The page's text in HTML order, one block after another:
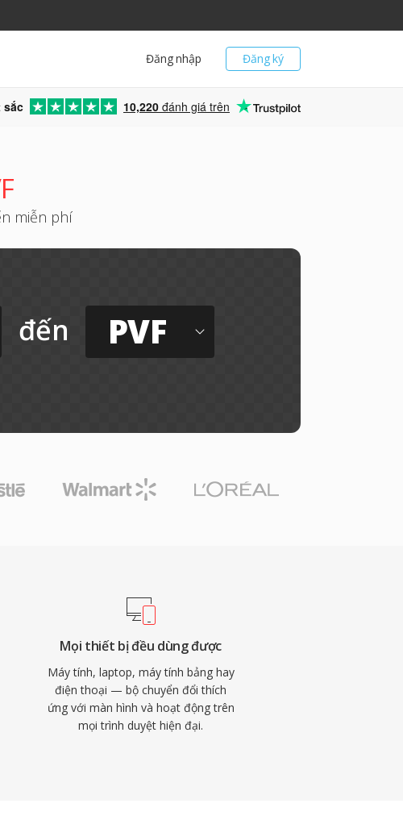
Đăng ký
Đăng nhập
sắc 10,220 đánh giá trên
miễn phí
đến PVF
Mọi thiết bị đều dùng được
Máy tính, laptop, máy tính bảng hay
điện thoại — bộ chuyển đổi thích
ứng với màn hình và hoạt động trên
mọi trình duyệt hiện đại.